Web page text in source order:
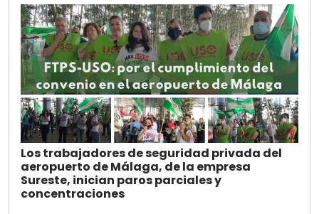
Los trabajadores de seguridad privada del
aeropuerto de Málaga, de la empresa
Sureste, inician paros parciales y
concentraciones